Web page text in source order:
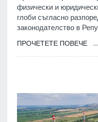
физически и
глоби съгласно
законодателство в
ПРОЧЕТЕТЕ ПОВЕЧЕ